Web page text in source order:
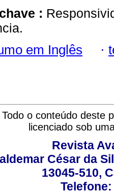
:
em Inglês ·
Todo o conteúdo deste
licenciado sob
Revista
César da
13045-510,
Telefone: